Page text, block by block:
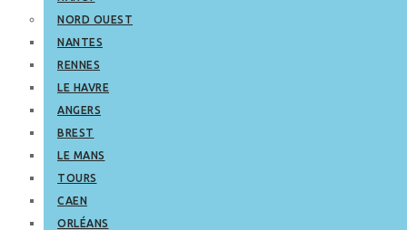
NORD OUEST
NANTES
RENNES
LE HAVRE
ANGERS
BREST
LE MANS
TOURS
CAEN
ORLÉANS